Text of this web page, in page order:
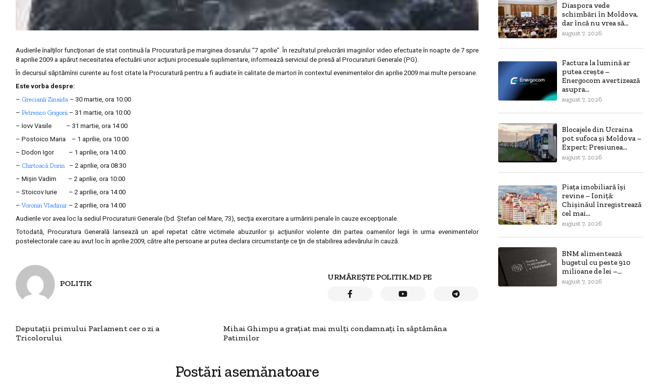
Audierile înalţilor funcţionari de stat continuă la Procuratură pe marginea dosarului “7 aprilie”. În rezultatul prelucrării imaginilor video efectuate în noapte de 7 spre
8 aprilie 2009 a apărut necesitatea efectuării unor acţiuni procesuale suplimentare, informează serviciul de presă al Procuraturii Generale (PG).
În decursul săptămînii curente au fost citate la Procuratură pentru a fi audiate în calitate de martori în contextul evenimentelor din aprilie 2009 mai multe persoane.
Este vorba despre:
– Grecianîi Zinaida – 30 martie, ora 10:00
– Petrenco Grigorii – 31 martie, ora 10:00
– Iovv Vasile – 31 martie, ora 14:00
– Postoico Maria – 1 aprilie, ora 10:00
– Dodon Igor – 1 aprilie, ora 14:00
– Chirtoacă Dorin – 2 aprilie, ora 08:30
– Mişin Vadim – 2 aprilie, ora 10:00
– Stoicov Iurie – 2 aprilie, ora 14:00
– Voronin Vladimir – 2 aprilie, ora 14:00
Audierile vor avea loc la sediul Procuraturii Generale (bd. Ştefan cel Mare, 73), secţia exercitare a urmăririi penale în cauze excepţionale.
Totodată, Procuratura Generală lansează un apel repetat către victimele abuzurilor şi acţiunilor violente din partea oamenilor legii în urma evenimentelor
postelectorale care au avut loc în aprilie 2009, către alte persoane ar putea declara circumstanţe ce ţin de stabilirea adevărului în cauză.
POLITIK
URMĂREȘTE POLITIK.MD PE
Deputaţii primului Parlament cer o zi a
Tricolorului
Mihai Ghimpu a graţiat mai mulţi condamnaţi în săptămâna
Patimilor
Postări asemănatoare
Diaspora vede
schimbări în Moldova,
dar încă nu vrea să...
august 7, 2026
Factura la lumină ar
putea crește –
Energocom avertizează
asupra...
august 7, 2026
Blocajele din Ucraina
pot sufoca și Moldova –
Expert: Presiunea...
august 7, 2026
Piața imobiliară își
revine – Ioniță:
Chișinăul înregistrează
cel mai...
august 7, 2026
BNM alimentează
bugetul cu peste 910
milioane de lei –...
august 7, 2026